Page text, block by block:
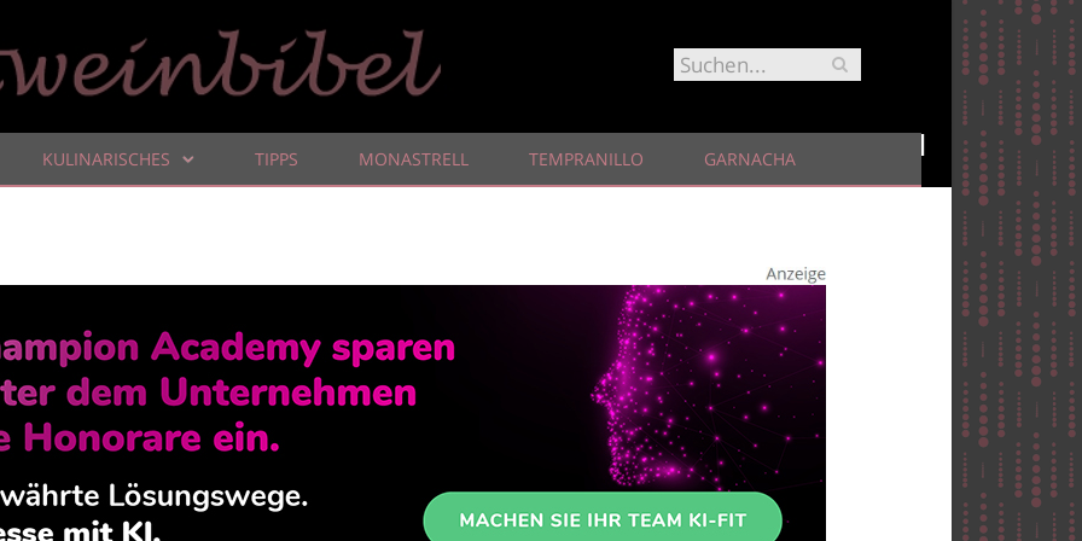
KULINARISCHES TIPPS MONASTRELL TEMPRANILLO GARNACHA